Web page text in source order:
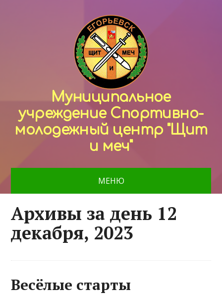
Муниципальное
учреждение Спортивно-
молодежный центр "Щит
и меч"
МЕНЮ
Архивы за день 12
декабря, 2023
Весёлые старты